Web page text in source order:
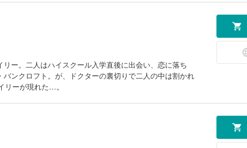
ー。二人はハイスクール入学直後に出会い、恋に落ち
ンクロフト。が、ドクターの裏切りで二人の中は割かれ
リーが現れた…。